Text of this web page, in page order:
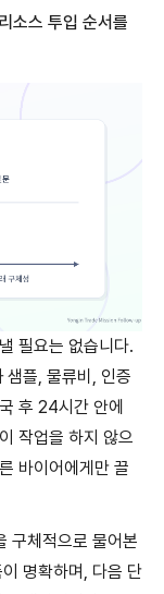
리소스 투입 순서를
필요는 없습니다.
샘플, 물류비, 인증
후 24시간 안에
작업을 하지 않으
바이어에게만 끌
구체적으로 물어본
명확하며, 다음 단